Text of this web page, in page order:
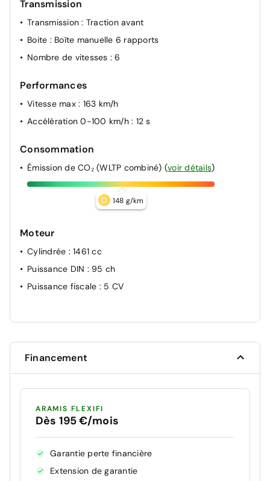
Transmission
Transmission: Traction avant
Boite : Boîte manuelle 6 rapports
Nombre de vitesses : 6
Performances
Vitesse max : 163 km/h
Accélération 0-100 km/h : 12 s
Consommation
Émission de CO₂ (WLTP combiné) (voir détails)
D 148 g/km
Moteur
Cylindrée : 1461 cc
Puissance DIN : 95 ch
Puissance fiscale : 5 CV
Financement
ARAMIS FLEXIFI
Dès 195 €/mois
Garantie perte financière
Extension de garantie